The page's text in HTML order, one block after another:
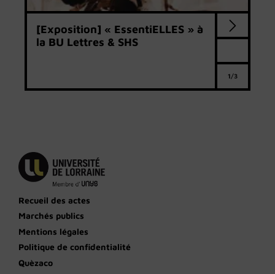
[Exposition] « EssentiELLES » à
la BU Lettres & SHS
1/3
Recueil des actes
Marchés publics
Mentions légales
Politique de confidentialité
Quèzaco